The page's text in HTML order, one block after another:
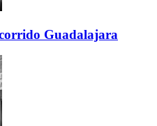
Guadalajara